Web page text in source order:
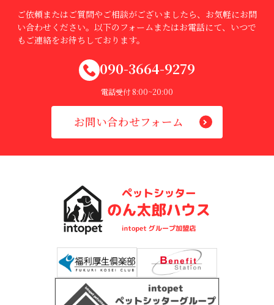
ご依頼またはご質問やご相談がございましたら、お気軽にお問
い合わせください。以下のフォームまたはお電話にて、いつで
もご連絡をお待ちしております。
090-3664-9279
電話受付 8:00~20:00
お問い合わせフォーム